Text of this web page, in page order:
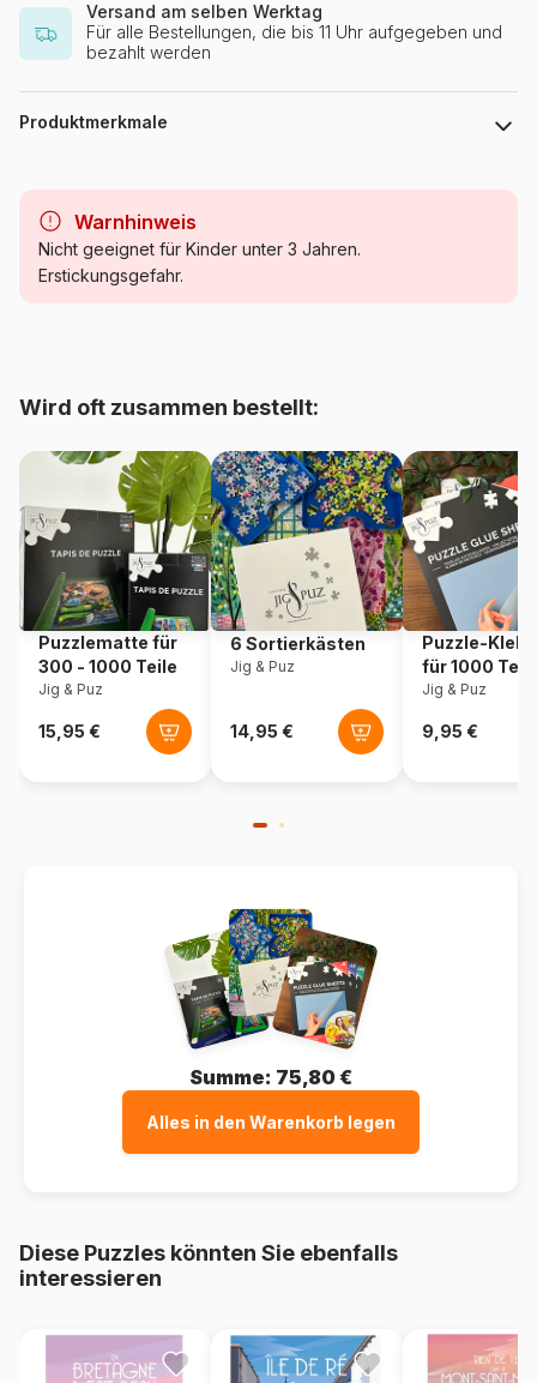
Versand am selben Werktag
Für alle Bestellungen, die bis 11 Uhr aufgegeben und
bezahlt werden
Produktmerkmale
Kategorie Puzzle Städte und Dörfer
Artikelnummer Puzzle-La-Loutre-5894
EAN 3760301335894
Teileanzahl 1000 Teile
Maße 69 x 48 cm
Warnhinweis
Nicht geeignet für Kinder unter 3 Jahren.
Erstickungsgefahr.
Wird oft zusammen bestellt:
Puzzlematte für
300 - 1000 Teile
Jig & Puz
6 Sortierkästen
Jig & Puz
Puzzle-
für 1000
Jig & Puz
Summe: 75,80 €
Alles in den Warenkorb legen
Diese Puzzles könnten Sie ebenfalls
interessieren